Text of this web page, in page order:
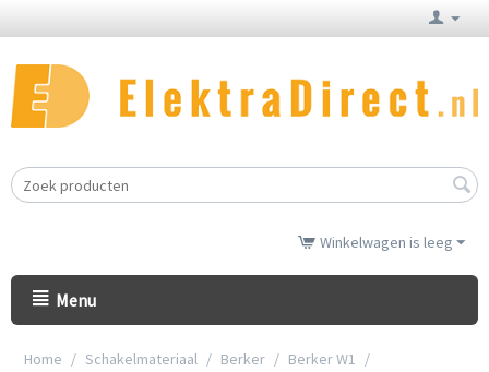
Winkelwagen is leeg
Menu
Home / Schakelmateriaal / Berker / Berker W1 /